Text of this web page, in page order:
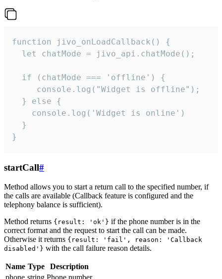
function jivo_onLoadCallback() {
  let chatMode = jivo_api.chatMode();
  if (chatMode === 'offline') {
     console.log("Widget is offline");
  } else {
    console.log('Widget is online')
  }
}
startCall#
Method allows you to start a return call to the specified number, if
the calls are available (Callback feature is configured and the
telephony balance is sufficient).
Method returns {result: 'ok'} if the phone number is in the
correct format and the request to start the call can be made.
Otherwise it returns {result: 'fail', reason: 'Callback
disabled'} with the call failure reason details.
Name Type
Description
phone string Phone number